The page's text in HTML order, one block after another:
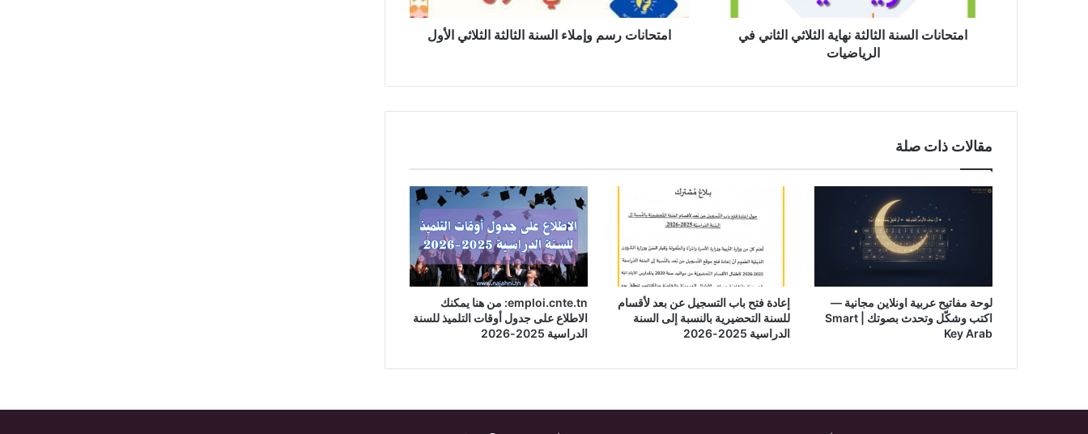
امتحانات السنة الثالثة نهاية الثلاثي الثاني في
الرياضيات
امتحانات رسم وإملاء السنة الثالثة الثلاثي الأول
مقالات ذات صلة
لوحة مفاتيح عربية اونلاين مجانية —
اكتب وشكّل وتحدث بصوتك | Smart
Key Arab
إعادة فتح باب التسجيل عن بعد لأقسام
للسنة التحضيرية بالنسبة إلى السنة
الدراسية 2025-2026
emploi.cnte.tn: من هنا يمكنك
الاطلاع على جدول أوقات التلميذ للسنة
الدراسية 2025-2026